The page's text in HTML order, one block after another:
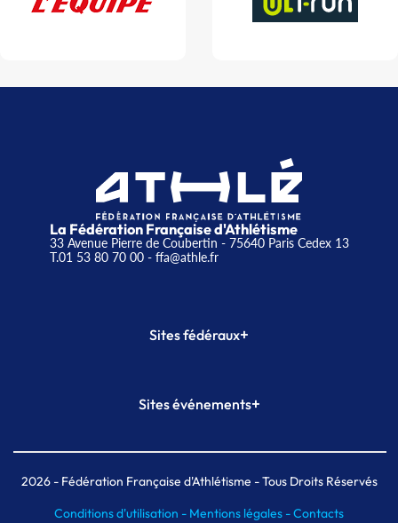
La Fédération Française d'Athlétisme
33 Avenue Pierre de Coubertin - 75640 Paris Cedex 13
T.01 53 80 70 00- ffa@athle.fr
Sites fédéraux+
Plateforme Formation
Sites événements+
Meeting de Paris indoor
MAIF Ekiden de Paris
2026- Fédération Française d'Athlétisme - Tous Droits Réservés
Conditions d'utilisation - Mentions légales -Contacts